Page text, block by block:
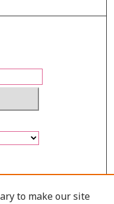
to make our site